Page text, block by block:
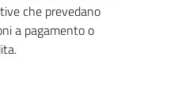
che prevedano
a pagamento o